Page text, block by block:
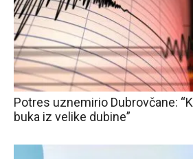
Potres uznemirio Dubrovčane:
buka iz velike dubine”